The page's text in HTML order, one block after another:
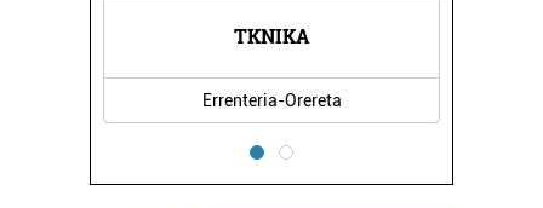
TKNIKA
Errenteria-Orereta